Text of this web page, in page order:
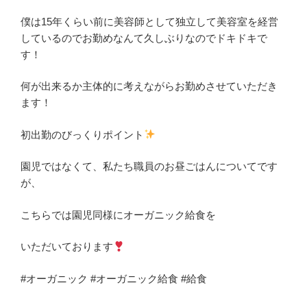
僕は15年くらい前に美容師として独立して美容室を経営
しているのでお勤めなんて久しぶりなのでドキドキで
す！
何が出来るか主体的に考えながらお勤めさせていただき
ます！
初出勤のびっくりポイント
園児ではなくて、私たち職員のお昼ごはんについてです
が、
こちらでは園児同様にオーガニック給食を
いただいております
#オーガニック #オーガニック給食 #給食